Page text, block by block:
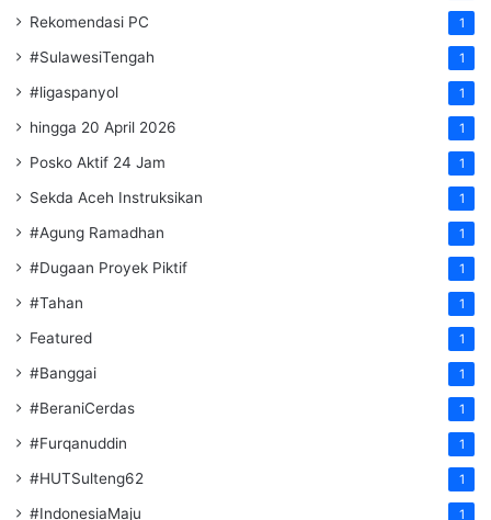
Rekomendasi PC 1
#SulawesiTengah 1
#ligaspanyol 1
hingga 20 April 2026 1
Posko Aktif 24 Jam 1
Sekda Aceh Instruksikan 1
#Agung Ramadhan 1
#Dugaan Proyek Piktif 1
#Tahan 1
Featured 1
#Banggai 1
#BeraniCerdas 1
#Furqanuddin 1
#HUTSulteng62 1
#IndonesiaMaju 1